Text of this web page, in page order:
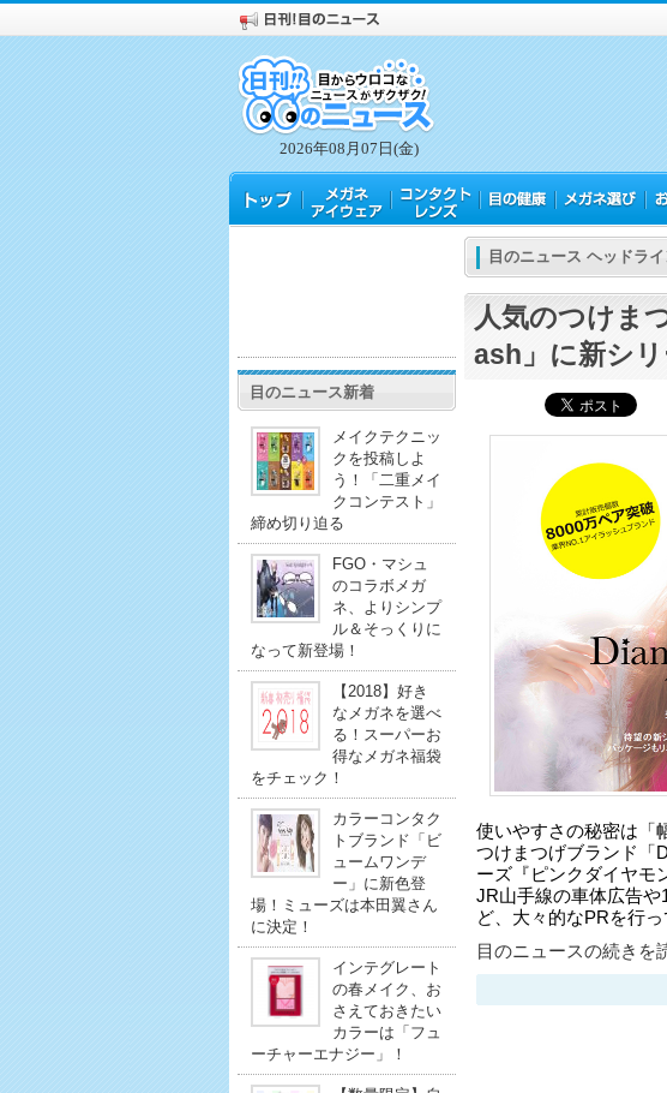
2026年08月07日(金)
目のニュース新着
メイクテクニッ
クを投稿しよ
う！「二重メイ
クコンテスト」
締め切り迫る
FGO・マシュ
のコラボメガ
ネ、よりシンプ
ル＆そっくりに
なって新登場！
【2018】好き
なメガネを選べ
る！スーパーお
得なメガネ福袋
をチェック！
カラーコンタク
トブランド「ビ
ュームワンデ
ー」に新色登
場！ミューズは本田翼さん
に決定！
インテグレート
の春メイク、お
さえておきたい
カラーは「フュ
ーチャーエナジー」！
目のニュース ヘッドラ
人気のつけま
ash」に新シリ
使いやすさの秘密は「
つけまつげブランド「
ーズ『ピンクダイヤモ
JR山手線の車体広告
ど、大々的なPRを行
目のニュースの続きを